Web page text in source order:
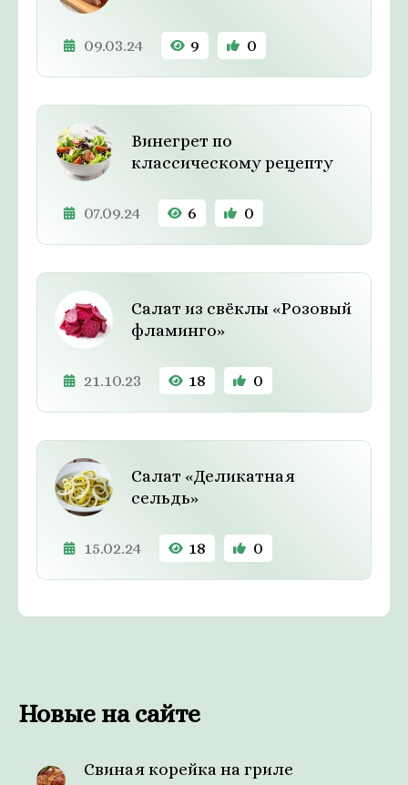
09.03.24 9 0
Винегрет по
классическому рецепту
07.09.24 6 0
Салат из свёклы «Розовый
фламинго»
21.10.23 18 0
Салат «Деликатная
сельдь»
15.02.24 18 0
Новые на сайте
Свиная корейка на гриле